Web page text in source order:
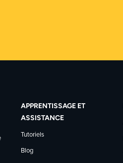
APPRENTISSAGE ET
ASSISTANCE
Tutoriels
Blog